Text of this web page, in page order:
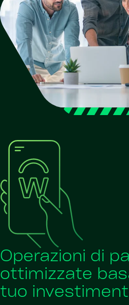
Operazioni di
ottimizzate
tuo